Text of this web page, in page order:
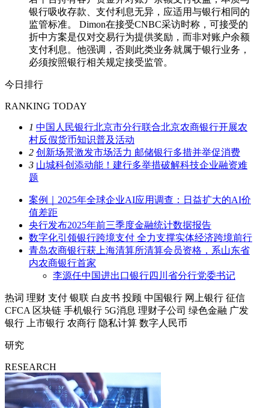
银行吸收存款、支付利息无异，应适用与银行相同的
监管标准。 Dimon在接受CNBC采访时称，可接受的
折中方案是仅对交易行为提供奖励，而非对账户余额
支付利息。他强调，否则此类业务就属于银行业务，
必须按照银行相关规定接受监管。
今日排行
RANKING TODAY
1 中国人民银行北京市分行联合北京农商银行开展农
村反假货币知识普及活动
2 创新场景激发市场活力 邮储银行多措并举促消费
3 山城科创添动能！建行多举措破解科技企业融资难
题
案例｜2025年全球企业AI应用调查：日益扩大的AI价
值差距
央行发布2025年前三季度金融统计数据报告
数字化引领银行跨境支付 全力支撑实体经济跨境前行
青岛农商银行获上海清算所清算会员资格，系山东省
内农商银行首家
李源任中国进出口银行四川省分行党委书记
热词 理财 支付 银联 白皮书 投顾 中国银行 网上银行 征信
CFCA 区块链 手机银行 5G消息 理财子公司 绿色金融 广发
银行
上市银行 农商行 隐私计算 数字人民币
研究
RESEARCH